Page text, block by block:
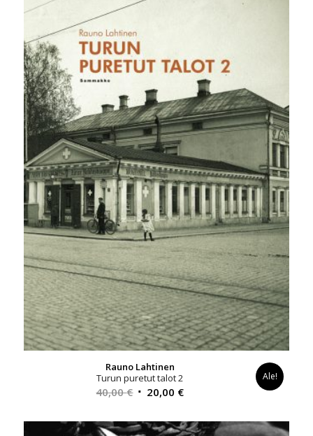
Rauno Lahtinen
Turun puretut talot 2
40,00€ Alkuperäinen
oli:
20,00 €Nykyinen
on:
Ale!